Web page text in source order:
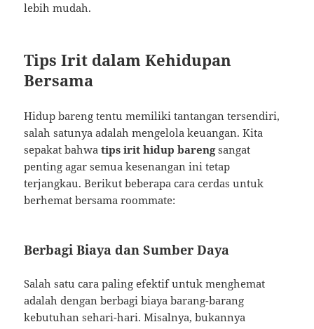
lebih mudah.
Tips Irit dalam Kehidupan
Bersama
Hidup bareng tentu memiliki tantangan tersendiri,
salah satunya adalah mengelola keuangan. Kita
sepakat bahwatips irit hidup barengsangat
penting agar semua kesenangan ini tetap
terjangkau. Berikut beberapa cara cerdas untuk
berhemat bersama roommate:
Berbagi Biaya dan Sumber Daya
Salah satu cara paling efektif untuk menghemat
adalah dengan berbagi biaya barang-barang
kebutuhan sehari-hari. Misalnya, bukannya